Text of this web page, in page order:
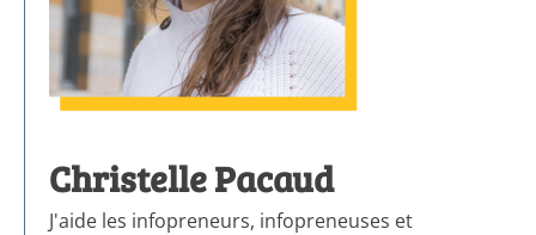
Christelle Pacaud
J'aide les infopreneurs, infopreneuses et